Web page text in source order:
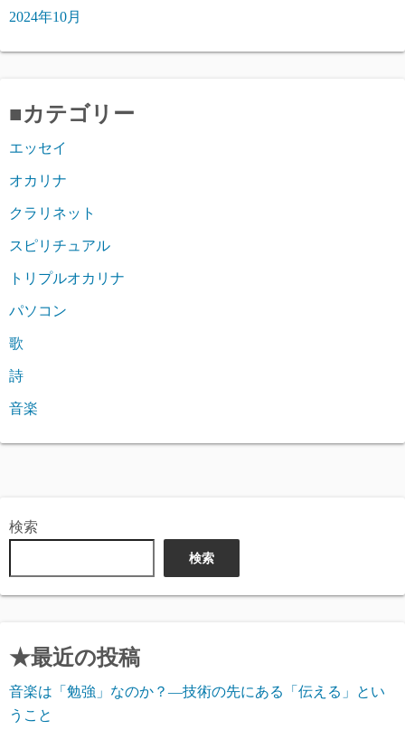
2024年10月
■カテゴリー
エッセイ
オカリナ
クラリネット
スピリチュアル
トリプルオカリナ
パソコン
歌
詩
音楽
検索
検索
★最近の投稿
音楽は「勉強」なのか？―技術の先にある「伝える」とい
うこと